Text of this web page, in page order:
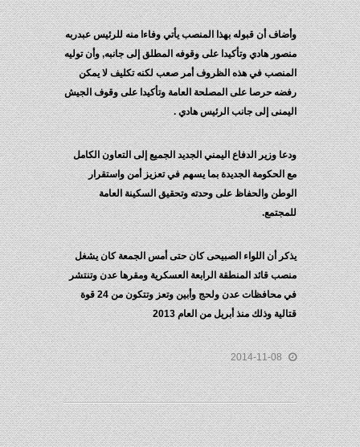
وأضاف أن قبوله بهذا المنصب يأتي وفاءا منه للرئيس عبدربه
منصور هادي وتأكيدا على وقوفه المطلق إلى جانبه, وأن توليه
المنصب في هذه الظروف أمر صعب لكنه تكليف لا يمكن
رفضه حرصا على المصلحة العامة وتأكيدا على وقوف الجيش
اليمنى إلى جانب الرئيس هادي .
ودعا وزير الدفاع اليمني الجديد الجميع إلى التعاون الكامل
مع الحكومة الجديدة بما يسهم في تعزيز أمن واستقرار
الوطن والحفاظ على وحدته وتحقيق السكينة العامة
للمجتمع.
يذكر أن اللواء الصبيحى كان حتى أمس الجمعة كان يشغل
منصب قائد المنطقة الرابعة العسكرية ومقرها عدن وتنتشر
في محافظات عدن ولحج وأبين وتعز وتتكون من 24 قوة
قتالية وذلك منذ أبريل من العام 2013
2014-11-08